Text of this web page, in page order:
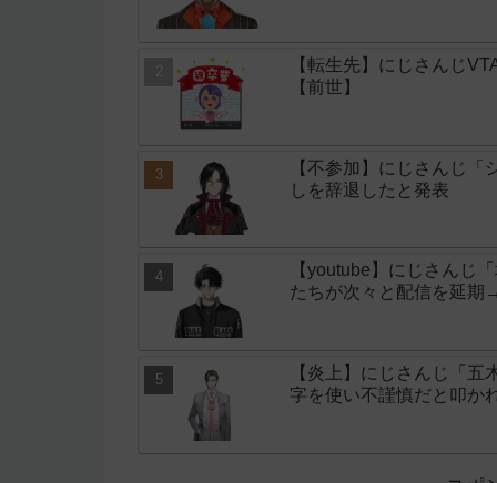
【転生先】にじさんじ
【前世】
【不参加】にじさんじ
しを辞退したと発表
【youtube】にじさんじ
たちが次々と配信を延期
【炎上】にじさんじ「
字を使い不謹慎だと叩か